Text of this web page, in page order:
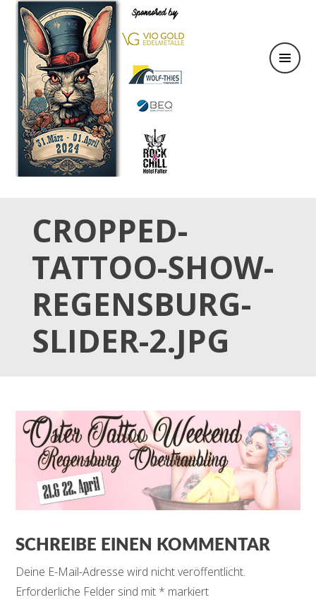
OSTER TATTOO WEEKEND
31.März & 01. April 2024
CROPPED-
TATTOO-SHOW-
REGENSBURG-
SLIDER-2.JPG
SCHREIBE EINEN KOMMENTAR
Deine E-Mail-Adresse wird nicht veröffentlicht.
Erforderliche Felder sind mit * markiert